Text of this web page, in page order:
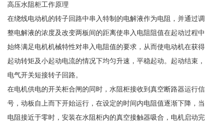
高压水阻柜工作原理
在绕线电动机的转子回路中串入特制的电解液作为电阻，并通过调
整电解液的浓度及改变两板间的距离使串入电阻阻值在起动过程中
始终满足电机机械特性对串入电阻值的要求，从而使电动机在获得
起动转矩及小起动电流的情况下均匀升速，平稳起动。起动结束，
电气开关短接转子回路。
在电机供电的开关柜合闸的同时，水阻柜接收到真空断路器运行信
号，动板自上而下开始运行，在设定的时间内电阻值逐渐下降，当
电阻接近于零时，安装在水阻柜内的真空接触器吸合，电机启动完